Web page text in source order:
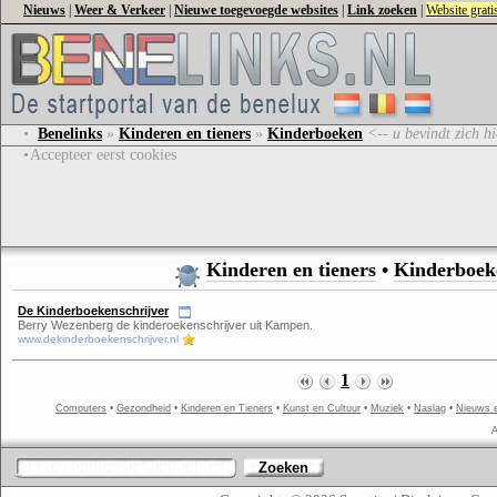
Nieuws Weer & Verkeer Nieuwe toegevoegde websites Link zoeken Website
• Benelinks » Kinderen en tieners » Kinderboeken <-- u bevindt zich
•Accepteer eerst cookies
Kinderen en tieners •
De Kinderboekenschrijver
Berry Wezenberg de kinderoekenschrijver uit Kampen.
www.dekinderboekenschrijver.nl
1
Computers • Gezondheid • Kinderen en Tieners • Kunst en Cultuur • Muziek • Naslag • Nieuws
Zoeken